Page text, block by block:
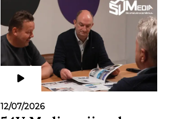
12/07/2026